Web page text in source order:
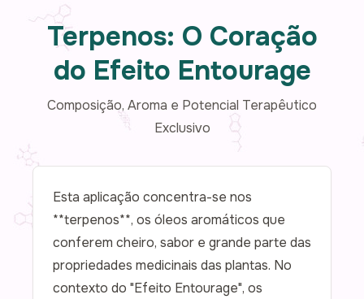
Terpenos: O Coração
do Efeito Entourage
Composição, Aroma e Potencial Terapêutico
Exclusivo
Esta aplicação concentra-se nos
**terpenos**, os óleos aromáticos que
conferem cheiro, sabor e grande parte das
propriedades medicinais das plantas. No
contexto do "Efeito Entourage", os